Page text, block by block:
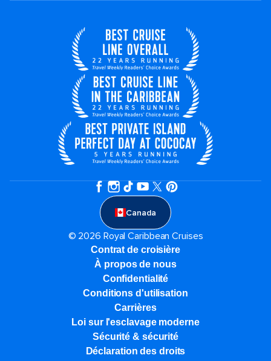
Canada
© 2026 Royal Caribbean Cruises
Contrat de croisière
À propos de nous
Confidentialité
Conditions d'utilisation
Carrières
Loi sur l'esclavage moderne
Sécurité & sécurité
Déclaration des droits